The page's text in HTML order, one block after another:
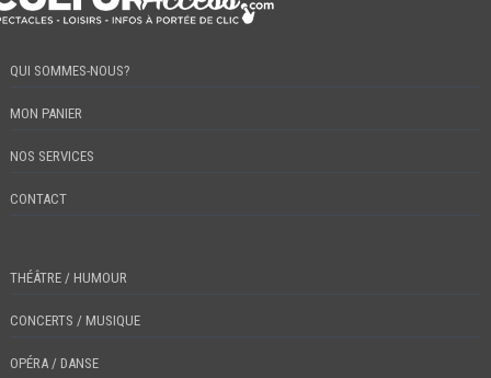
QUI SOMMES-NOUS?
MON PANIER
NOS SERVICES
CONTACT
THÉÂTRE / HUMOUR
CONCERTS / MUSIQUE
OPÉRA / DANSE